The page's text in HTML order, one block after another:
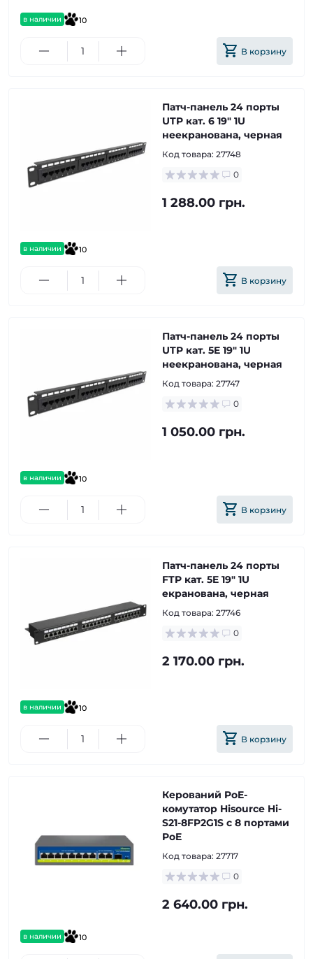
в наличии 10
В корзину
в наличии 10
Патч-панель 24 порты
UTP кат. 6 19" 1U
неекранована, черная
Код товара: 27748
0
1 288.00 грн.
В корзину
в наличии 10
Патч-панель 24 порты
UTP кат. 5E 19" 1U
неекранована, черная
Код товара: 27747
0
1 050.00 грн.
В корзину
в наличии 10
Патч-панель 24 порты
FTP кат. 5E 19" 1U
екранована, черная
Код товара: 27746
0
2 170.00 грн.
В корзину
в наличии 10
Керований PoE-
комутатор Hisource Hi-
S21-8FP2G1S с 8 портами
PoE
Код товара: 27717
0
2 640.00 грн.